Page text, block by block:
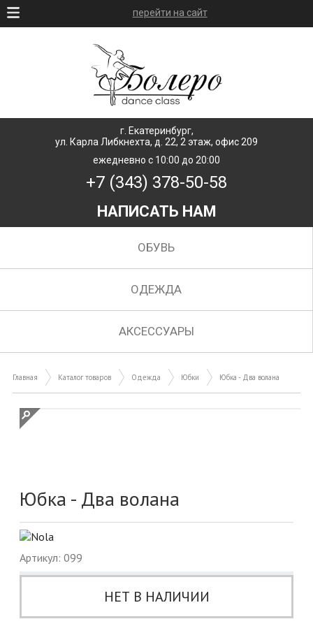
перейти на сайт
г. Екатеринбург,
ул. Карла Либкнехта, д. 22, 2 этаж, офис 209
ежедневно с 10:00 до 20:00
+7 (343) 378-50-58
НАПИСАТЬ НАМ
ОБУВЬ
ОДЕЖДА
АКСЕССУАРЫ
Главная Каталог товаров Одежда Юбки Юбка - Два волана
Юбка - Два волана
Артикул: 099
НЕТ В НАЛИЧИИ